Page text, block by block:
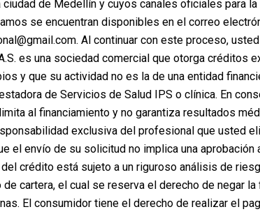
la primera noche de la
trate de estar
no fume y evite
días, especialmente al
sentada(o) un
ciudad de Medellín y cuyos canales oficiales para
se encuentran disponibles en el correo
Al continuar con este proceso,
es una sociedad comercial que otorga créditos
y que su actividad no es la de una entidad
de Servicios de Salud IPS o clínica. En
al financiamiento y no garantiza resultados
exclusiva del profesional que usted
el envío de su solicitud no implica una aprobación
crédito está sujeto a un riguroso análisis de
de cartera, el cual se reserva el derecho de negar
El consumidor tiene el derecho de realizar el